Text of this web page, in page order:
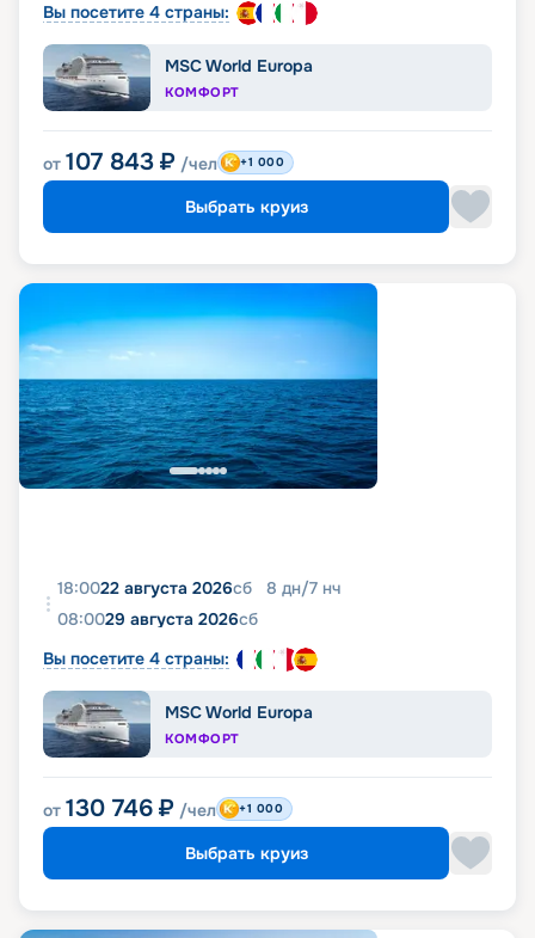
Вы посетите 4 страны:
MSC World Europa
КОМФОРТ
от 107 843 ₽ /чел +1 000
Выбрать круиз
18:0022 августа 2026сб 8 дн/7 нч
08:0029 августа 2026сб
Вы посетите 4 страны:
MSC World Europa
КОМФОРТ
от 130 746 ₽ /чел +1 000
Выбрать круиз